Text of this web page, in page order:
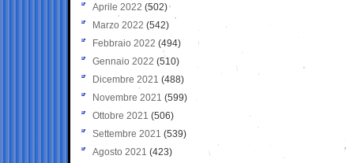
Aprile 2022 (502)
Marzo 2022 (542)
Febbraio 2022 (494)
Gennaio 2022 (510)
Dicembre 2021 (488)
Novembre 2021 (599)
Ottobre 2021 (506)
Settembre 2021 (539)
Agosto 2021 (423)